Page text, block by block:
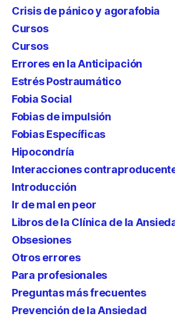
Crisis de pánico y agorafobia
Cursos
Cursos
Errores en la Anticipación
Estrés Postraumático
Fobia Social
Fobias de impulsión
Fobias Específicas
Hipocondría
Interacciones
Introducción
Ir de mal en peor
Libros de la Clínica de la
Obsesiones
Otros errores
Para profesionales
Preguntas más frecuentes
Prevención de la Ansiedad